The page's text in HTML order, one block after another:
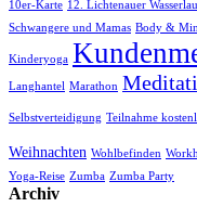
10er-Karte 12. Lichtenauer
Schwangere und Mamas Body &
Kinderyoga
Langhantel Marathon
Selbstverteidigung Teilnahme
Weihnachten Wohlbefinden
Yoga-Reise Zumba Zumba Party
Archiv